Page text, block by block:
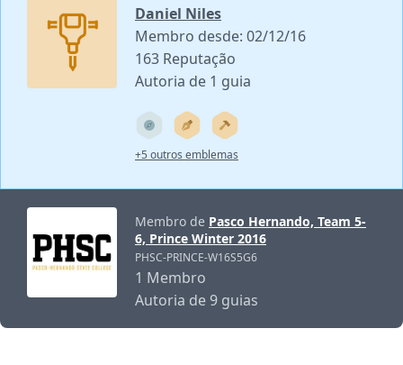
Daniel Niles
Membro desde: 02/12/16
163 Reputação
Autoria de 1 guia
+5 outros emblemas
Membro de Pasco Hernando, Team 5-
6, Prince Winter 2016
PHSC-PRINCE-W16S5G6
1 Membro
Autoria de 9 guias